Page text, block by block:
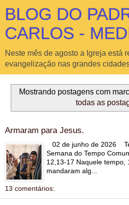
BLOG DO
CARLOS -
Neste mês de agosto a Igreja está
evangelização nas grandes
Mostrando postagens com
todas as
Armaram para Jesus.
02 de junho de 2026
Semana do Tempo
12,13-17 Naquele tempo,
mandaram alg...
13 comentários: